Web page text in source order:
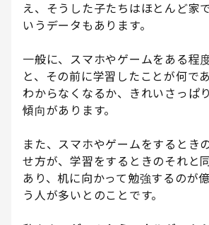
え、そうした子たちはほとんど家
いうデータもあります。
一般に、スマホやゲームをある程
と、その前に学習したことが何で
わからなくなるか、きれいさっぱ
傾向があります。
また、スマホやゲームをするとき
せ方が、学習をするときのそれと
あり、机に向かって勉強するのが
う人が多いとのことです。